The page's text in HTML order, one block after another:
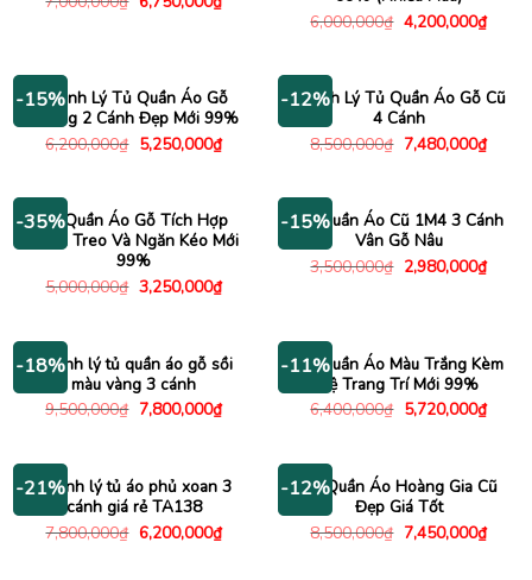
gốc hiện
6,000,000₫ Giá
gốc
4,200,000₫Giá
hiện
-15%Thanh Lý Tủ Quần Áo Gỗ
Thông 2 Cánh Đẹp Mới 99%
6,200,000₫ Giá
gốc
5,250,000₫Giá
hiện
5,250,000₫.
-12%
Thanh Lý Tủ Quần Áo Gỗ Cũ
4 Cánh
8,500,000₫ Giá
gốc
7,480,000₫Giá
hiện
-35%Tủ Quần Áo Gỗ Tích Hợp
Ngăn Treo Và Ngăn Kéo Mới
99%
5,000,000₫ Giá
gốc
3,250,000₫Giá
hiện
3,250,000₫.
-15%
Tủ Quần Áo Cũ 1M4 3 Cánh
Vân Gỗ Nâu
3,500,000₫ Giá
gốc
2,980,000₫Giá
hiện
-18%
Thanh lý tủ quần áo gỗ sồi
màu vàng 3 cánh
9,500,000₫ Giá
gốc
7,800,000₫Giá
hiện
7,800,000₫.
-11%
Tủ Quần Áo Màu Trắng Kèm
Kệ Trang Trí Mới 99%
6,400,000₫ Giá
gốc
5,720,000₫Giá
hiện
-21%
Thanh lý tủ áo phủ xoan 3
cánh giá rẻ TA138
7,800,000₫ Giá
gốc
6,200,000₫Giá
hiện
-12%
Tủ Quần Áo Hoàng Gia Cũ
Đẹp Giá Tốt
8,500,000₫ Giá
gốc
7,450,000₫Giá
hiện